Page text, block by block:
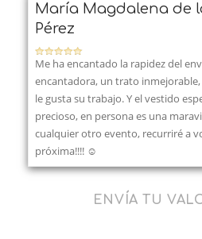
María Magdalena de
Pérez
Me ha encantado la rapidez del
encantadora, un trato
le gusta su trabajo. Y el vestido
precioso, en persona es una
cualquier otro evento, recurriré a
próxima!!!! ☺️
ENVÍA TU